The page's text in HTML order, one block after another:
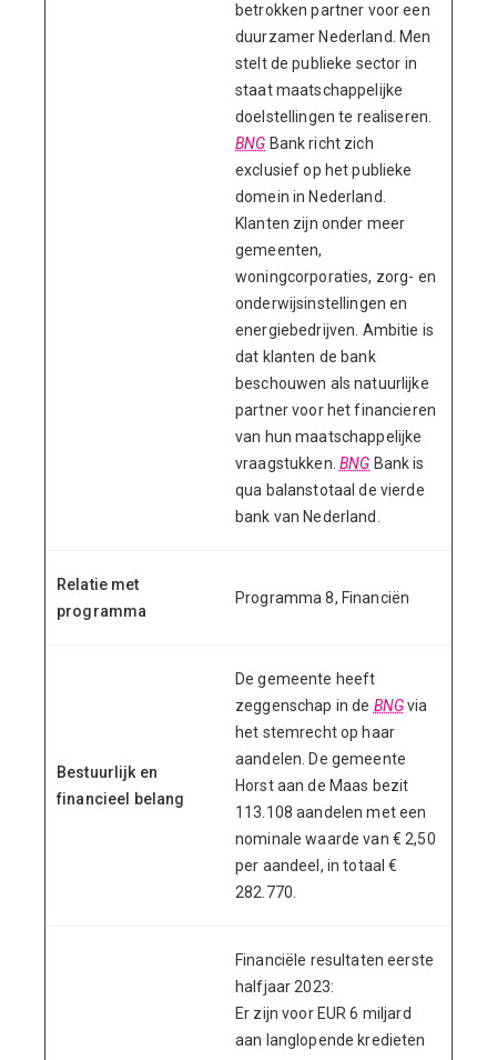
betrokken partner voor een
duurzamer Nederland. Men
stelt de publieke sector in
staat maatschappelijke
doelstellingen te realiseren.
BNG Bank richt zich
exclusief op het publieke
domein in Nederland.
Klanten zijn onder meer
gemeenten,
woningcorporaties, zorg- en
onderwijsinstellingen en
energiebedrijven. Ambitie is
dat klanten de bank
beschouwen als natuurlijke
partner voor het financieren
van hun maatschappelijke
vraagstukken. BNG Bank is
qua balanstotaal de vierde
bank van Nederland.
Relatie met
programma
Programma 8, Financiën
Bestuurlijk en
financieel belang
De gemeente heeft
zeggenschap in de BNGvia
het stemrecht op haar
aandelen. De gemeente
Horst aan de Maas bezit
113.108 aandelen met een
nominale waarde van € 2,50
per aandeel, in totaal €
282.770.
Financiële resultaten eerste
halfjaar 2023:
Er zijn voor EUR 6 miljard
aan langlopende kredieten